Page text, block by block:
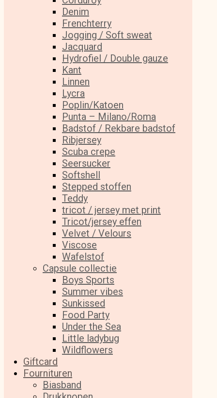
Denim
Frenchterry
Jogging / Soft sweat
Jacquard
Hydrofiel / Double gauze
Kant
Linnen
Lycra
Poplin/Katoen
Punta – Milano/Roma
Badstof / Rekbare badstof
Ribjersey
Scuba crepe
Seersucker
Softshell
Stepped stoffen
Teddy
tricot / jersey met print
Tricot/jersey effen
Velvet / Velours
Viscose
Wafelstof
Capsule collectie
Boys Sports
Summer vibes
Sunkissed
Food Party
Under the Sea
Little ladybug
Wildflowers
Giftcard
Fournituren
Biasband